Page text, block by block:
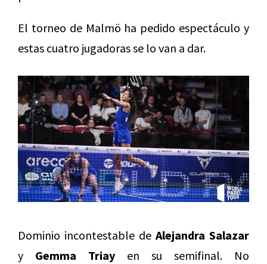
El torneo de Malmö ha pedido espectáculo y
estas cuatro jugadoras se lo van a dar.
Dominio incontestable de Alejandra Salazar
y Gemma Triay en su semifinal. No